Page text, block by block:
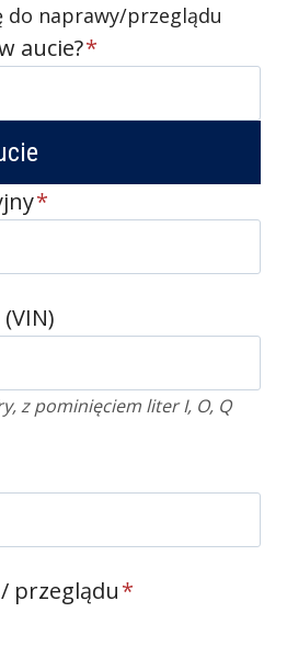
do naprawy/przeglądu
aucie?*
*
z pominięciem liter I, O, Q
przeglądu*